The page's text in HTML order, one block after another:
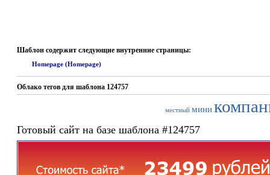
Шаблон содержит следующие внутренние страницы:
Homepage (Homepage)
Облако тегов для шаблона 124757
местный мини
Готовый сайт на базе шаблона #124757